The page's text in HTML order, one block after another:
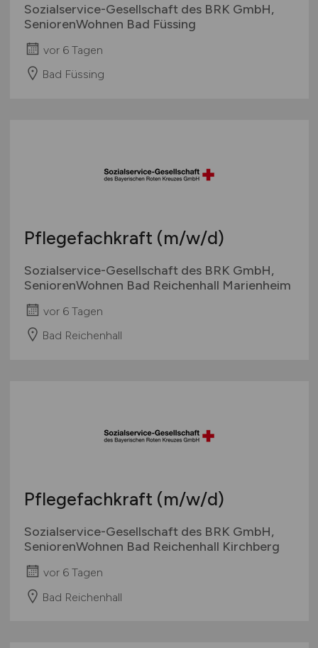
Sozialservice-Gesellschaft des BRK GmbH,
SeniorenWohnen Bad Füssing
vor 6 Tagen
Bad Füssing
Pflegefachkraft (m/w/d)
Sozialservice-Gesellschaft des BRK GmbH,
SeniorenWohnen Bad Reichenhall Marienheim
vor 6 Tagen
Bad Reichenhall
Pflegefachkraft (m/w/d)
Sozialservice-Gesellschaft des BRK GmbH,
SeniorenWohnen Bad Reichenhall Kirchberg
vor 6 Tagen
Bad Reichenhall